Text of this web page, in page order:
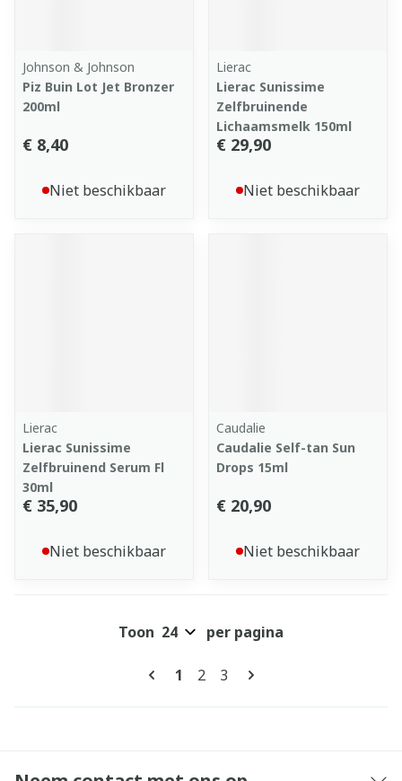
Johnson & Johnson
Piz Buin Lot Jet Bronzer
200ml
€ 8,40
Niet beschikbaar
Lierac
Lierac Sunissime
Zelfbruinende
Lichaamsmelk 150ml
€ 29,90
Niet beschikbaar
Lierac
Lierac Sunissime
Zelfbruinend Serum Fl
30ml
€ 35,90
Niet beschikbaar
Caudalie
Caudalie Self-tan Sun
Drops 15ml
€ 20,90
Niet beschikbaar
Pagina's
U lees momenteel pagina
1 Pagina
2 Pagina
3
Toon per pagina